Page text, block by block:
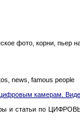
фото, корни, пьер
news, famous people
камерам.
и статьи по